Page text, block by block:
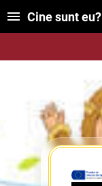
Cine sunt eu?